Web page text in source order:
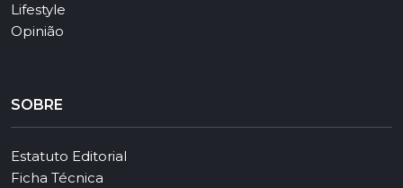
Lifestyle
Opinião
SOBRE
Estatuto Editorial
Ficha Técnica